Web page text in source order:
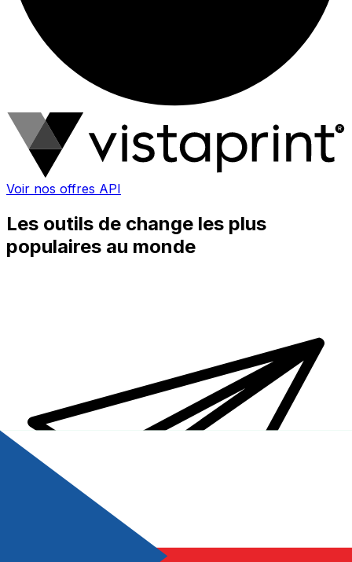
Voir nos offres API
Les outils de change les plus
populaires au monde